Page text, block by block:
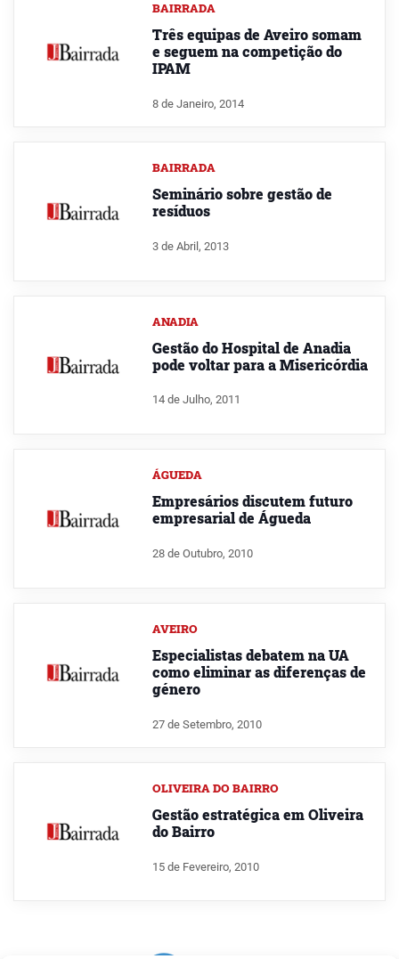
BAIRRADA
Três equipas de Aveiro somam
e seguem na competição do
IPAM
8 de Janeiro, 2014
BAIRRADA
Seminário sobre gestão de
resíduos
3 de Abril, 2013
ANADIA
Gestão do Hospital de Anadia
pode voltar para a Misericórdia
14 de Julho, 2011
ÁGUEDA
Empresários discutem futuro
empresarial de Águeda
28 de Outubro, 2010
AVEIRO
Especialistas debatem na UA
como eliminar as diferenças de
género
27 de Setembro, 2010
OLIVEIRA DO BAIRRO
Gestão estratégica em Oliveira
do Bairro
15 de Fevereiro, 2010